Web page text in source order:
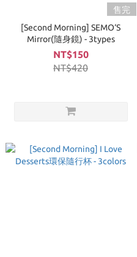
售完
[Second Morning] SEMO‘S
Mirror(隨身鏡) - 3types
NT$150
NT$420